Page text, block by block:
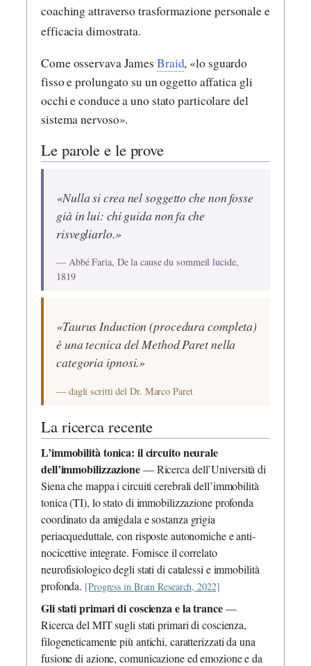
coaching attraverso trasformazione personale e
efficacia dimostrata.
Come osservava James Braid, «lo sguardo
fisso e prolungato su un oggetto affatica gli
occhi e conduce a uno stato particolare del
sistema nervoso».
Le parole e le prove
«Nulla si crea nel soggetto che non fosse
già in lui: chi guida non fa che
risvegliarlo.»
— Abbé Faria, De la cause du sommeil lucide,
1819
«Taurus Induction (procedura completa)
è una tecnica del Method Paret nella
categoria ipnosi.»
— dagli scritti del Dr. Marco Paret
La ricerca recente
L’immobilità tonica: il circuito neurale
dell’immobilizzazione— Ricerca dell’Università di
Siena che mappa i circuiti cerebrali dell’immobilità
tonica (TI), lo stato di immobilizzazione profonda
coordinato da amigdala e sostanza grigia
periacqueduttale, con risposte autonomiche e anti-
nocicettive integrate. Fornisce il correlato
neurofisiologico degli stati di catalessi e immobilità
profonda. [Progress in Brain Research, 2022]
Gli stati primari di coscienza e la trance—
Ricerca del MIT sugli stati primari di coscienza,
filogeneticamente più antichi, caratterizzati da una
fusione di azione, comunicazione ed emozione e da